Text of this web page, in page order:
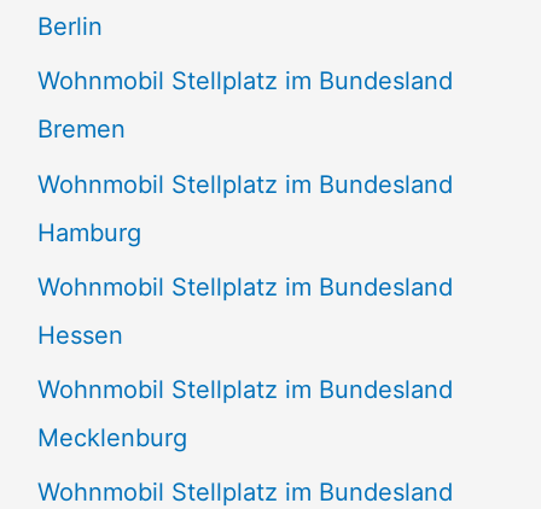
Berlin
Wohnmobil Stellplatz im Bundesland
Bremen
Wohnmobil Stellplatz im Bundesland
Hamburg
Wohnmobil Stellplatz im Bundesland
Hessen
Wohnmobil Stellplatz im Bundesland
Mecklenburg
Wohnmobil Stellplatz im Bundesland